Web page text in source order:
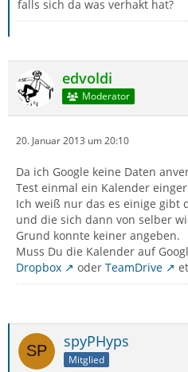
falls sich da was verhakt hat?
edvoldi
Moderator
20. Januar 2013 um 20:10
Da ich Google keine Daten
Test einmal ein Kalender
Ich weiß nur das es einige gibt
und die sich dann von selber
Grund konnte keiner angeben.
Muss Du die Kalender auf
Dropbox
oder TeamDrive
spyPHyps
Mitglied